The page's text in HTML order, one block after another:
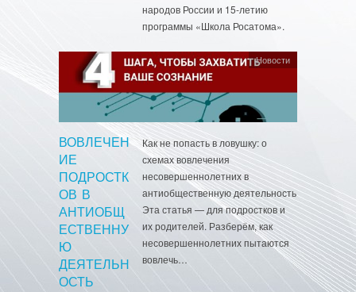
народов России и 15-летию
программы «Школа Росатома».
ВОВЛЕЧЕН
ИЕ
ПОДРОСТК
ОВ В
АНТИОБЩ
ЕСТВЕННУ
Ю
ДЕЯТЕЛЬН
ОСТЬ
Новости
Как не попасть в ловушку: о
схемах вовлечения
несовершеннолетних в
антиобщественную деятельность
Эта статья — для подростков и
их родителей. Разберём, как
несовершеннолетних пытаются
вовлечь…